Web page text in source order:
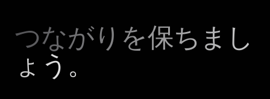
つながりを保ちまし
ょう。